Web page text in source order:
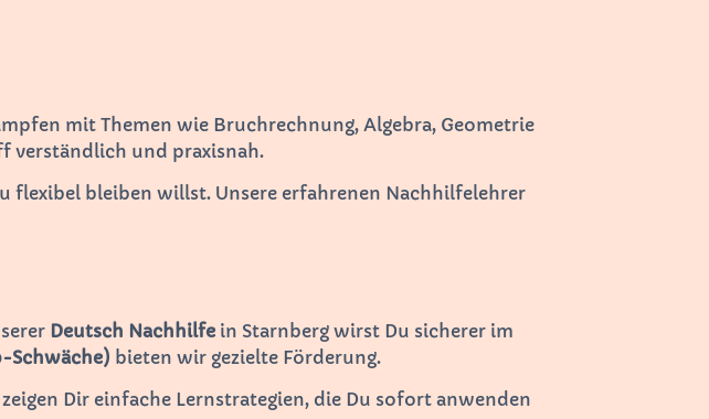
mit Themen wie Bruchrechnung, Algebra, Geometrie
verständlich und praxisnah.
flexibel bleiben willst. Unsere erfahrenen Nachhilfelehrer
Deutsch Nachhilfe in Starnberg wirst Du sicherer im
Schwäche) bieten wir gezielte Förderung.
Dir einfache Lernstrategien, die Du sofort anwenden